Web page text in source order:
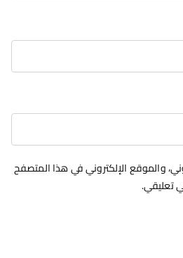
والموقع الإلكتروني في هذا المتصفح
تعليقي.